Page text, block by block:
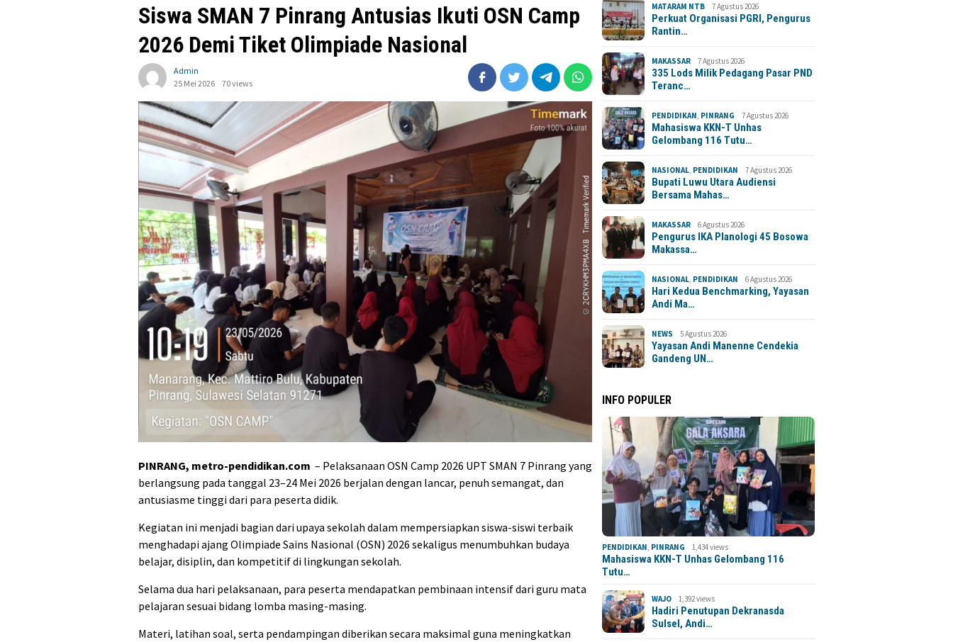
Siswa SMAN 7 Pinrang Antusias Ikuti OSN Camp
2026 Demi Tiket Olimpiade Nasional
Admin
25 Mei 2026
70 views
PINRANG, metro-pendidikan.com – Pelaksanaan OSN Camp 2026 UPT SMAN 7 Pinrang yang
berlangsung pada tanggal 23–24 Mei 2026 berjalan dengan lancar, penuh semangat, dan
antusiasme tinggi dari para peserta didik.
Kegiatan ini menjadi bagian dari upaya sekolah dalam mempersiapkan siswa-siswi terbaik
menghadapi ajang Olimpiade Sains Nasional (OSN) 2026 sekaligus menumbuhkan budaya
belajar, disiplin, dan kompetitif di lingkungan sekolah.
Selama dua hari pelaksanaan, para peserta mendapatkan pembinaan intensif dari guru mata
pelajaran sesuai bidang lomba masing-masing.
Materi, latihan soal, serta pendampingan diberikan secara maksimal guna meningkatkan
MATARAM NTB 7 Agustus 2026
Perkuat Organisasi PGRI, Pengurus
Rantin…
MAKASSAR 7 Agustus 2026
335 Lods Milik Pedagang Pasar PND
Teranc…
PENDIDIKAN PINRANG 7 Agustus 2026
Mahasiswa KKN-T Unhas
Gelombang 116 Tutu…
NASIONAL PENDIDIKAN 7 Agustus 2026
Bupati Luwu Utara Audiensi
Bersama Mahas…
MAKASSAR 6 Agustus 2026
Pengurus IKA Planologi 45 Bosowa
Makassa…
NASIONAL PENDIDIKAN 6 Agustus 2026
Hari Kedua Benchmarking, Yayasan
Andi Ma…
NEWS 5 Agustus 2026
Yayasan Andi Manenne Cendekia
Gandeng UN…
INFO POPULER
PENDIDIKAN, PINRANG 1,434 views
Mahasiswa KKN-T Unhas Gelombang 116
Tutu…
WAJO 1,392 views
Hadiri Penutupan Dekranasda
Sulsel, Andi…